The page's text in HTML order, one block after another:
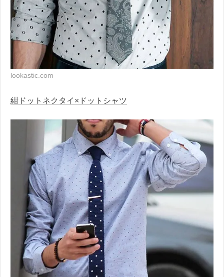
lookastic.com
紺ドットネクタイ×ドットシャツ